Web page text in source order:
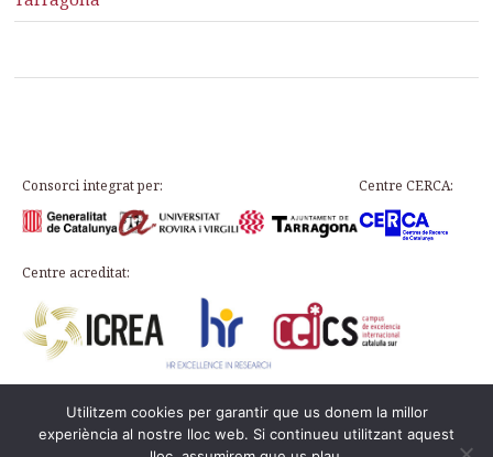
Consorci integrat per: Centre CERCA:
Centre acreditat:
Plaça d’en Rovellat, s/n, 43003 Tarragona
Telèfon: 977 24 91 33 · info@icac.cat
Utilitzem cookies per garantir que us donem la millor
experiència al nostre lloc web. Si continueu utilitzant aquest